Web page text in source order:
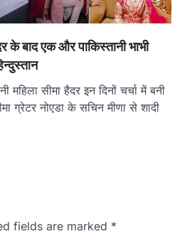
के बाद एक और पाकिस्तानी भाभी
महिला सीमा हैदर इन दिनों चर्चा में बनी
ग्रेटर नोएडा के सचिन मीणा से शादी
fields are marked *